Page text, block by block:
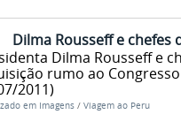
Dilma Rousseff e chefes
Dilma Rousseff e
rumo ao
2011)
em Imagens / Viagem ao Peru